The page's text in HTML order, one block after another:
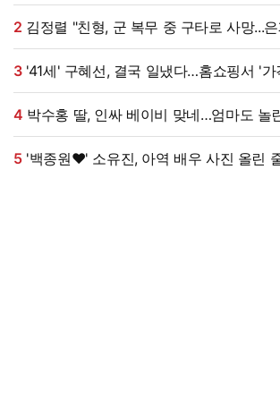
(데이앤나잇)
2
가족사 (데이앤나잇)[전일야화]
3'41세' 구혜선, 결국 일냈다…홈쇼핑서 '가격 논란' 헤어롤
대박, 무려 '3만 장' 돌파 [엑's 이슈]
4
N회차"
5'백종원♥' 소유진, 아역 배우 사진 올린 줄…8살 딸 미모